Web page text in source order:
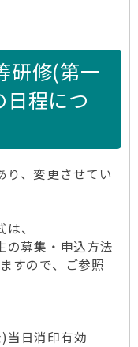
研修(第一
程につ
り、変更させてい
、
の募集・申込方法
すので、ご参照
当日消印有効